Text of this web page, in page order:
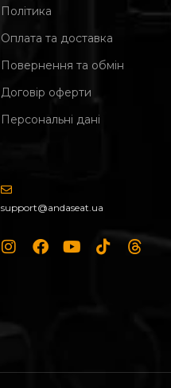
Політика
Оплата та доставка
Повернення та обмін
Договір оферти
Персональні дані
support@andaseat.ua